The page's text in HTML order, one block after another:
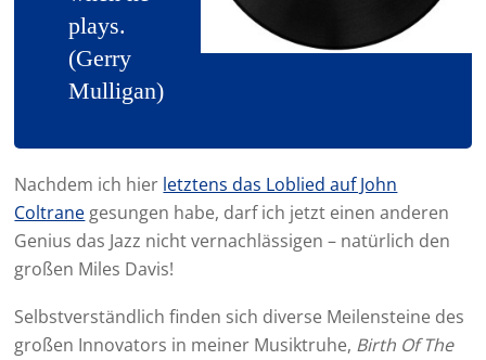
plays.
(Gerry
Mulligan)
Nachdem ich hier letztens das Loblied auf John
Coltrane gesungen habe, darf ich jetzt einen anderen
Genius das Jazz nicht vernachlässigen – natürlich den
großen Miles Davis!
Selbstverständlich finden sich diverse Meilensteine des
großen Innovators in meiner Musiktruhe, Birth Of The